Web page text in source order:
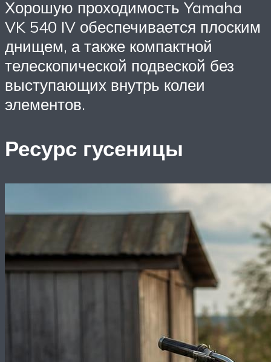
Хорошую проходимость Yamaha
VK 540 IV обеспечивается плоским
днищем, а также компактной
телескопической подвеской без
выступающих внутрь колеи
элементов.
Ресурс гусеницы